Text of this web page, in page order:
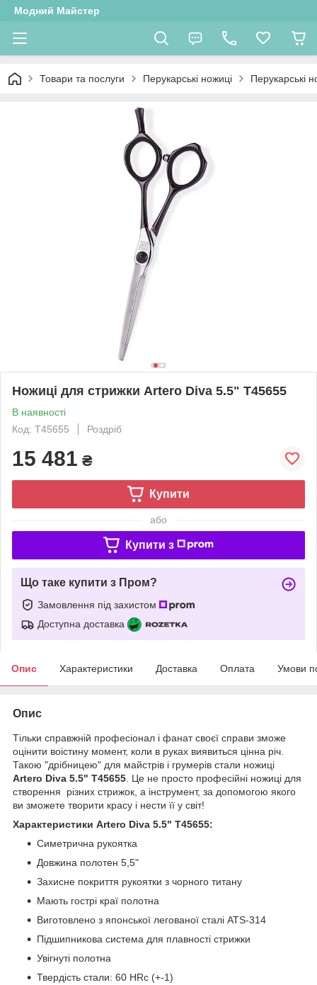
Модний Майстер
Товари та послуги Перукарські ножиці Перукарські
Ножиці для стрижки Artero Diva 5.5" Т45655
В наявності
Код: Т45655
Роздріб
15 481 ₴
Купити
або
Купити з
Що таке купити з Пром?
Замовлення під захистом
Доступна доставка
Опис Характеристики Доставка Оплата Умови
Опис
Тільки справжній професіонал і фанат своєї справи зможе
оцінити воістину момент, коли в руках виявиться цінна річ.
Такою "дрібницею" для майстрів і грумерів стали ножиці
Artero Diva 5.5" Т45655 . Це не просто професійні ножиці для
створення різних стрижок, а інструмент, за допомогою якого
ви зможете творити красу і нести її у світ!
Характеристики Artero Diva 5.5" Т45655:
Симетрична рукоятка
Довжина полотен 5,5"
Захисне покриття рукоятки з чорного титану
Мають гострі краї полотна
Виготовлено з японської легованої сталі ATS-314
Підшипникова система для плавності стрижки
Увігнуті полотна
Твердість стали: 60 HRc (+-1)